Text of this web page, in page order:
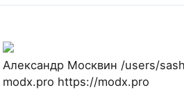
Александр Москвин /users/
modx.pro https://modx.pro